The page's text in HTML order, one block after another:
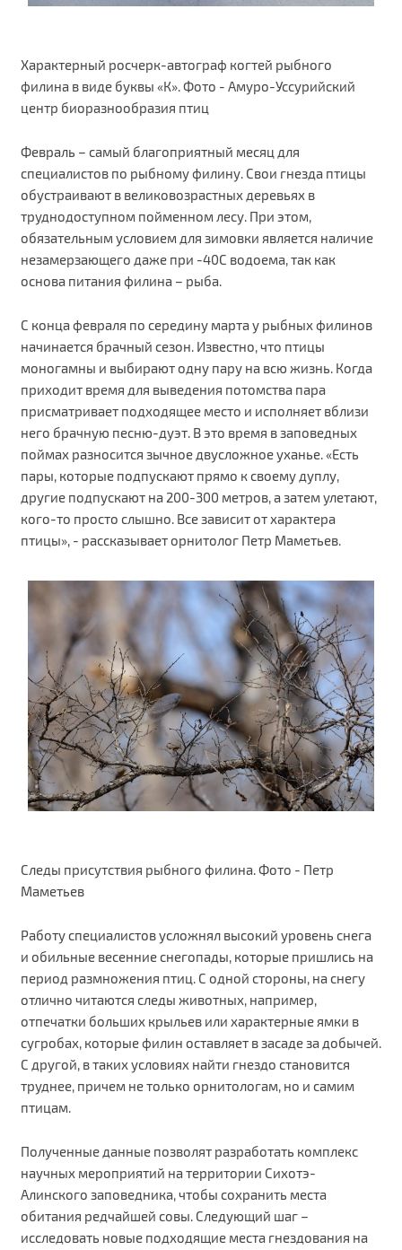
Характерный росчерк-автограф когтей рыбного
филина в виде буквы «К». Фото - Амуро-Уссурийский
центр биоразнообразия птиц
Февраль – самый благоприятный месяц для
специалистов по рыбному филину. Свои гнезда птицы
обустраивают в великовозрастных деревьях в
труднодоступном пойменном лесу. При этом,
обязательным условием для зимовки является наличие
незамерзающего даже при -40С водоема, так как
основа питания филина – рыба.
С конца февраля по середину марта у рыбных филинов
начинается брачный сезон. Известно, что птицы
моногамны и выбирают одну пару на всю жизнь. Когда
приходит время для выведения потомства пара
присматривает подходящее место и исполняет вблизи
него брачную песню-дуэт. В это время в заповедных
поймах разносится зычное двусложное уханье. «Есть
пары, которые подпускают прямо к своему дуплу,
другие подпускают на 200-300 метров, а затем улетают,
кого-то просто слышно. Все зависит от характера
птицы», - рассказывает орнитолог Петр Маметьев.
Следы присутствия рыбного филина. Фото - Петр
Маметьев
Работу специалистов усложнял высокий уровень снега
и обильные весенние снегопады, которые пришлись на
период размножения птиц. С одной стороны, на снегу
отлично читаются следы животных, например,
отпечатки больших крыльев или характерные ямки в
сугробах, которые филин оставляет в засаде за добычей.
С другой, в таких условиях найти гнездо становится
труднее, причем не только орнитологам, но и самим
птицам.
Полученные данные позволят разработать комплекс
научных мероприятий на территории Сихотэ-
Алинского заповедника, чтобы сохранить места
обитания редчайшей совы. Следующий шаг –
исследовать новые подходящие места гнездования на